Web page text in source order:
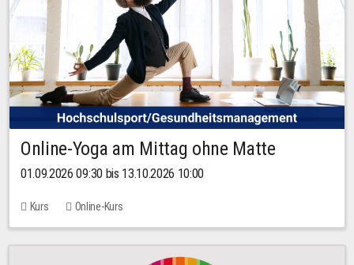
Online-Yoga am Mittag ohne Matte
01.09.2026 09:30 bis 13.10.2026 10:00
Kurs Online-Kurs